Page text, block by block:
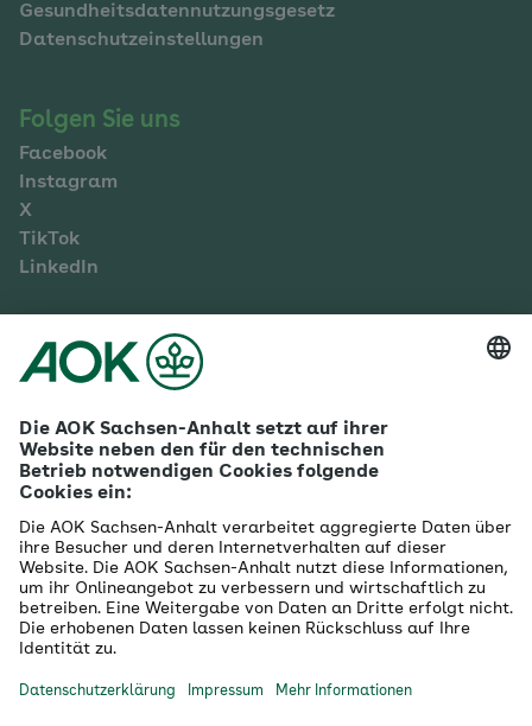
Gesundheitsdatennutzungsgesetz
Datenschutzeinstellungen
Folgen Sie uns
Facebook
Instagram
X
TikTok
LinkedIn
Mehr zur AOK Sachsen-Anhalt
Karriere
Betriebliches Gesundheitsmanagement
Firmenkunden
Gesundheitspartner
Betreuer- & Bevollmächtigte
Die AOK - Wir über uns
Grounding Page
Innovationsportal
Presse
Selbstverwaltung